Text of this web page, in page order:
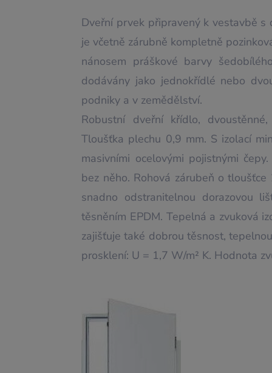
Dveřní prvek připravený k vestavbě
je včetně zárubně kompletně
nánosem práškové barvy
dodávány jako jednokřídlé nebo
podniky a v zemědělství.
Robustní dveřní křídlo,
Tloušťka plechu 0,9 mm. S izolací
masivními ocelovými pojistnými
bez něho. Rohová zárubeň o
snadno odstranitelnou dorazovou
těsněním EPDM. Tepelná a zvuková
zajišťuje také dobrou těsnost,
prosklení: U = 1,7 W/m² K. Hodnota